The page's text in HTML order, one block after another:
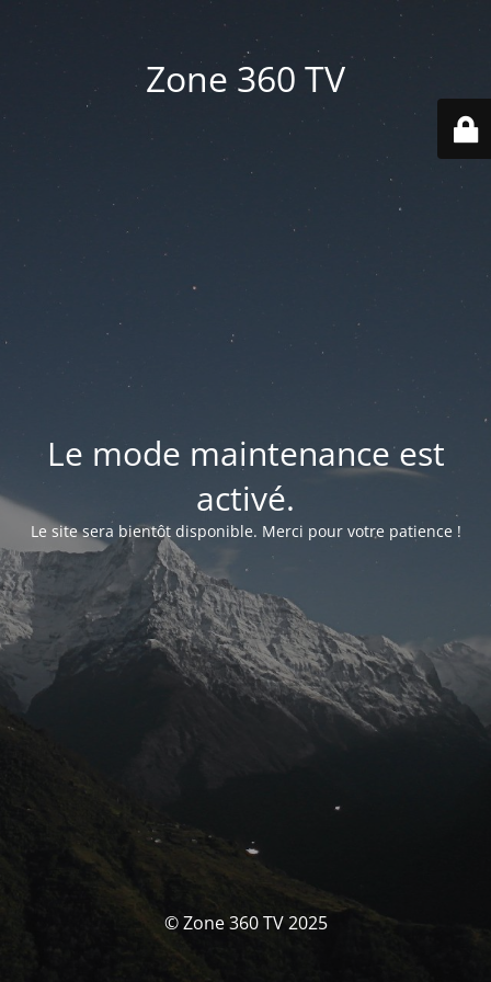
Zone 360 TV
Le mode maintenance est
activé.
Le site sera bientôt disponible. Merci pour votre patience !
© Zone 360 TV 2025